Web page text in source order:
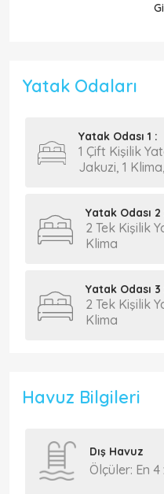
Yatak Odaları
Yatak Odası 1 :
1 Çift Kişilik
Jakuzi, 1
Yatak Odası 2
2 Tek Kişilik
Klima
Yatak Odası 3
2 Tek Kişilik
Klima
Havuz Bilgileri
Dış Havuz
Ölçüler: En